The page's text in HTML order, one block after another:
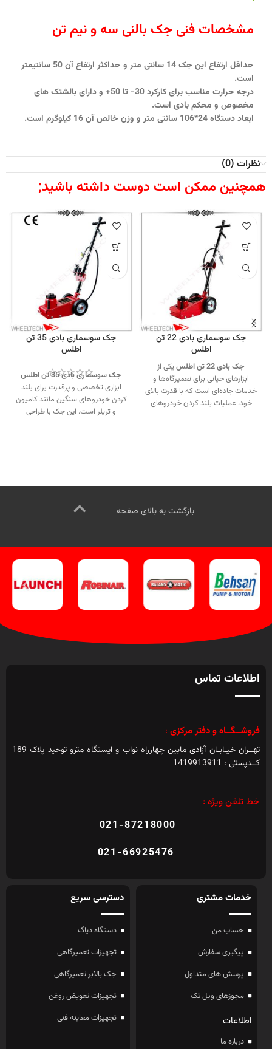
مشخصات فنی جک بالنی سه و نیم تن
حداقل ارتفاع این جک 14 سانتی متر و حداکثر ارتفاع آن 50 سانتیمتر
است.
درجه حرارت مناسب برای کارکرد 30- تا 50+ و دارای بالشتک های
مخصوص و محکم بادی است.
ابعاد دستگاه 24*106 سانتی متر و وزن خالص آن 16 کیلوگرم است.
نظرات (0)
همچنین ممکن است دوست داشته باشید;
جک سوسماری بادی 22 تن
اطلس
جک بادی 22 تن اطلس
یکی از
ابزارهای حیاتی برای تعمیرگاه‌ها و
خدمات جاده‌ای است که با قدرت بالای
خود، عملیات بلند کردن خودروهای
جک سوسماری بادی 35 تن
اطلس
جک سوسماری بادی 35 تن اطلس
ابزاری تخصصی و پرقدرت برای بلند
کردن خودروهای سنگین مانند کامیون
و تریلر است. این جک با طراحی
دیگر جک های سوسماری کلیک کنید
کانال اینستاگرام ویل تک کلیک کنیدبازگشت به بالای صفحه
اطلاعات تماس
فروشــگــاه و دفتر مرکزی :
تهــران خیـابـان آزادی مابین چهارراه نواب و ایستگاه مترو توحید پلاک 189
کــدپستی : 1419913911
خط تلفن ویژه :
021-87218000
021-66925476
خدمات مشتری
حساب من
پیگیری سفارش
پرسش های متداول
مجوزهای ویل تک
اطلاعات
درباره ما
دسترسی سریع
دستگاه دیاگ
تجهیزات تعمیرگاهی
جک بالابر تعمیرگاهی
تجهیزات تعویض روغن
تجهیزات معاینه فنی